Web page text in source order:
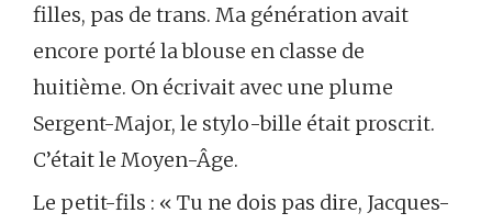
filles, pas de trans. Ma génération avait
encore porté la blouse en classe de
huitième. On écrivait avec une plume
Sergent-Major, le stylo-bille était proscrit.
C’était le Moyen-Âge.
Le petit-fils : « Tu ne dois pas dire, Jacques-